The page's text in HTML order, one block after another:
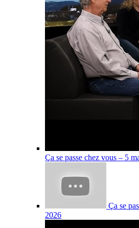
Ça se passe chez vous – 5
Ça se
2026